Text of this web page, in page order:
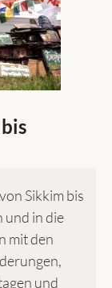
Sikkim bis
und in die
mit den
und